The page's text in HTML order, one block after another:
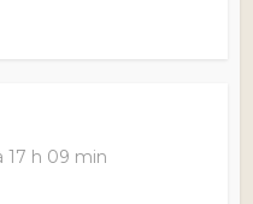
17 h 09 min